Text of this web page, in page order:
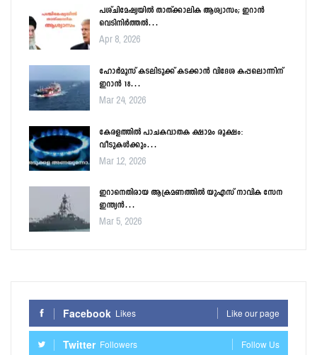
പശ്ചിമേഷ്യയിൽ താത്ക്കാലിക ആശ്വാസം; ഇറാൻ
വെടിനിർത്തൽ…
Apr 8, 2026
ഹോർമൂസ് കടലിടുക്ക് കടക്കാൻ വിദേശ കപ്പലൊന്നിന്
ഇറാൻ 18…
Mar 24, 2026
കേരളത്തിൽ പാചകവാതക ക്ഷാമം രൂക്ഷം:
വീടുകൾക്കും…
Mar 12, 2026
ഇറാനെതിരായ ആക്രമണത്തിൽ യുഎസ് നാവിക സേന
ഇന്ത്യൻ…
Mar 5, 2026
Facebook Likes Like our page
Twitter Followers Follow Us